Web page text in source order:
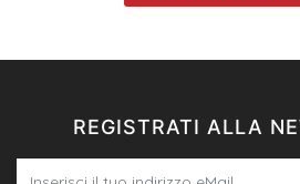
REGISTRATI ALLA